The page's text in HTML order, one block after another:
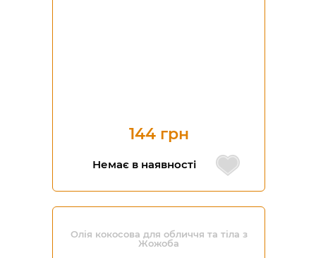
144 грн
Немає в наявності
Олія кокосова для обличчя та тіла з
Жожоба